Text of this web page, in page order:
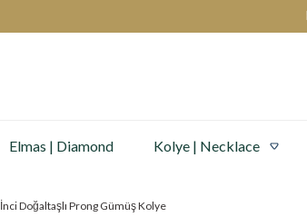
Elmas | Diamond Kolye | Necklace
İnci Doğaltaşlı Prong Gümüş Kolye